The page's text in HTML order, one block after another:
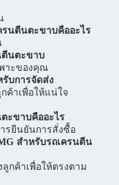
นตีนตะขาบคืออะไร
ตีนตะขาบ
าะของคุณ
บการจัดส่ง
ค้าเพื่อให้แน่ใจ
ะขาบคืออะไร
รยืนยันการสั่งซื้อ
สำหรับรถเครนตีน
กค้าเพื่อให้ตรงตาม